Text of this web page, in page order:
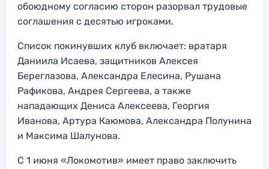
обоюдному согласию сторон разорвал трудовые
соглашения с десятью игроками.
Список покинувших клуб включает: вратаря
Даниила Исаева, защитников Алексея
Береглазова, Александра Елесина, Рушана
Рафикова, Андрея Сергеева, а также
нападающих Дениса Алексеева, Георгия
Иванова, Артура Каюмова, Александра Полунина
и Максима Шалунова.
С 1 июня «Локомотив» имеет право заключить